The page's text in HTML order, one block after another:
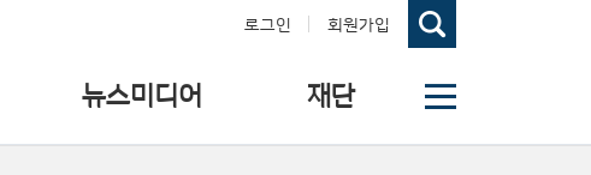
로그인 회원가입
뉴스미디어 재단